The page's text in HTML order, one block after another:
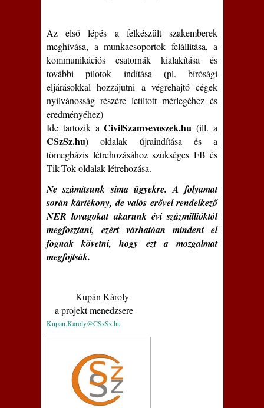
Az első lépés a felkészült szakemberek
meghívása, a munkacsoportok felállítása, a
kommunikációs csatornák kialakítása és
további pilotok indítása (pl. bírósági
eljárásokkal hozzájutni a végrehajtó cégek
nyilvánosság részére letiltott mérlegéhez és
eredményéhez)
Ide tartozik aCivilSzamvevoszek.hu (ill. a
CSzSz.hu) oldalak újraindítása és a
tömegbázis létrehozásához szükséges FB és
Tik-Tok oldalak létrehozása.
Ne számítsunk sima ügyekre. A folyamat
során kártékony, de valós erővel rendelkező
NER lovagokat akarunk évi százmillióktól
megfosztani, ezért várhatóan mindent el
fognak követni, hogy ezt a mozgalmat
megfojtsák.
Kupán Károly
a projekt menedzsere
Kupan.Karoly@CSzSz.hu